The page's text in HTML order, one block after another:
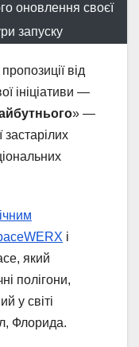
оновлення своєї
запуску
від
ініціативи —
» —
застарілих
і
який
полігони,
у світі
Флорида.